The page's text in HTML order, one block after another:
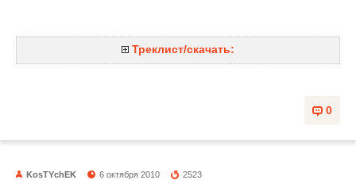
Треклист/скачать:
0
KosTYchEK 6 октября 2010 2523